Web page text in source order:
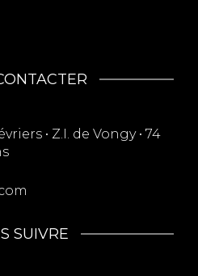
• Z.I. de Vongy • 74
SUIVRE